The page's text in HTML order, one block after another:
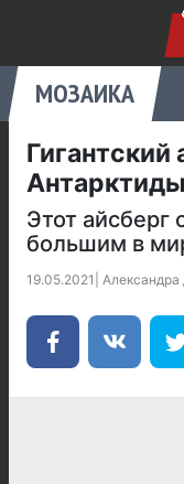
МОЗАИКА
Гигантский
Антарктиды
Этот айсберг
большим в
19.05.2021 Александра